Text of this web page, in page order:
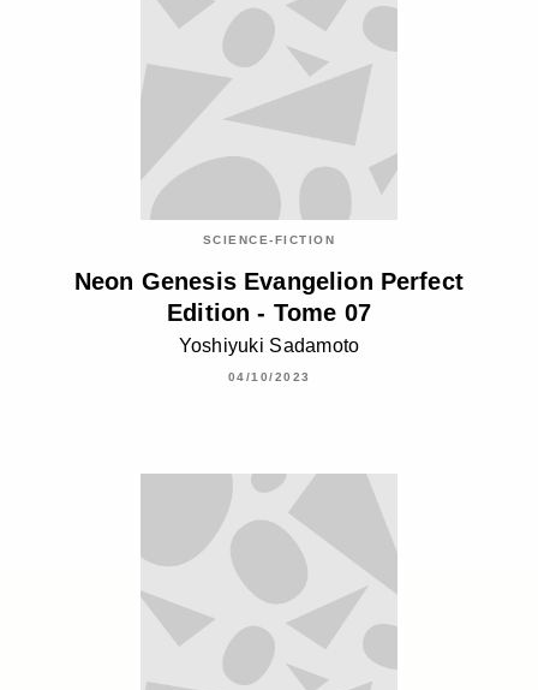
SCIENCE-FICTION
Neon Genesis Evangelion Perfect
Edition - Tome 07
Yoshiyuki Sadamoto
04/10/2023